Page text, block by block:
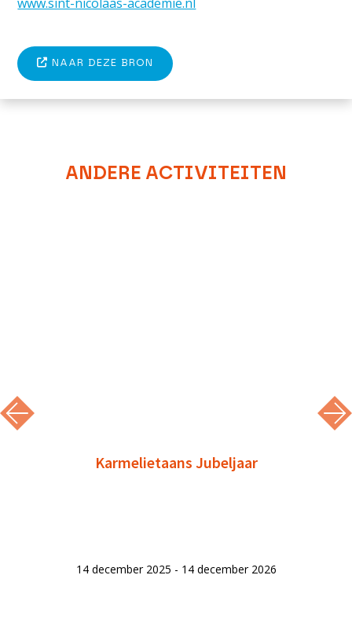
NAAR DEZE BRON
ANDERE ACTIVITEITEN
Karmelietaans Jubeljaar
14 december 2025 - 14 december 2026